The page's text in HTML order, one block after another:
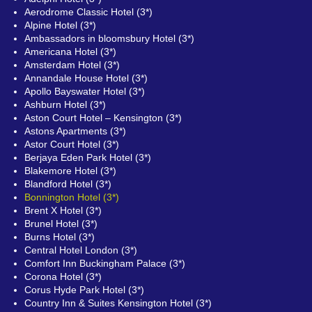
Aerodrome Classic Hotel (3*)
Alpine Hotel (3*)
Ambassadors in bloomsbury Hotel (3*)
Americana Hotel (3*)
Amsterdam Hotel (3*)
Annandale House Hotel (3*)
Apollo Bayswater Hotel (3*)
Ashburn Hotel (3*)
Aston Court Hotel – Kensington (3*)
Astons Apartments (3*)
Astor Court Hotel (3*)
Berjaya Eden Park Hotel (3*)
Blakemore Hotel (3*)
Blandford Hotel (3*)
Bonnington Hotel (3*)
Brent X Hotel (3*)
Brunel Hotel (3*)
Burns Hotel (3*)
Central Hotel London (3*)
Comfort Inn Buckingham Palace (3*)
Corona Hotel (3*)
Corus Hyde Park Hotel (3*)
Country Inn & Suites Kensington Hotel (3*)